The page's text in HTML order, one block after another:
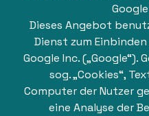
Dieses Angebot
Dienst zum
Google Inc. („Google“).
sog. „Cookies“,
Computer der Nutzer
eine Analyse der